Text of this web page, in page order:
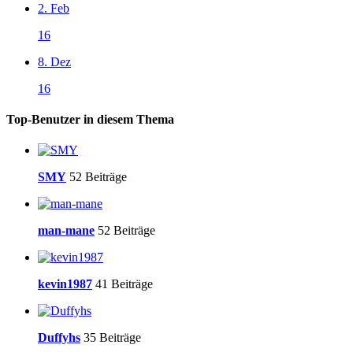
2. Feb
16
8. Dez
16
Top-Benutzer in diesem Thema
SMY 52 Beiträge
man-mane 52 Beiträge
kevin1987 41 Beiträge
Duffyhs 35 Beiträge